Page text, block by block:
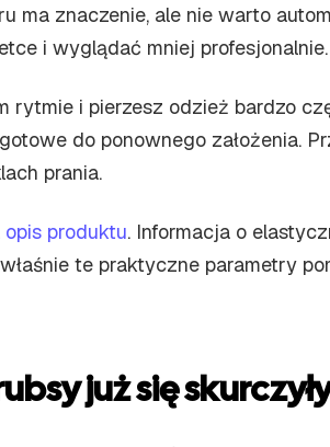
ma znaczenie, ale nie warto
i wyglądać mniej
rytmie i pierzesz odzież bardzo
do ponownego założenia.
prania.
opis produktu. Informacja o
te praktyczne parametry
już się